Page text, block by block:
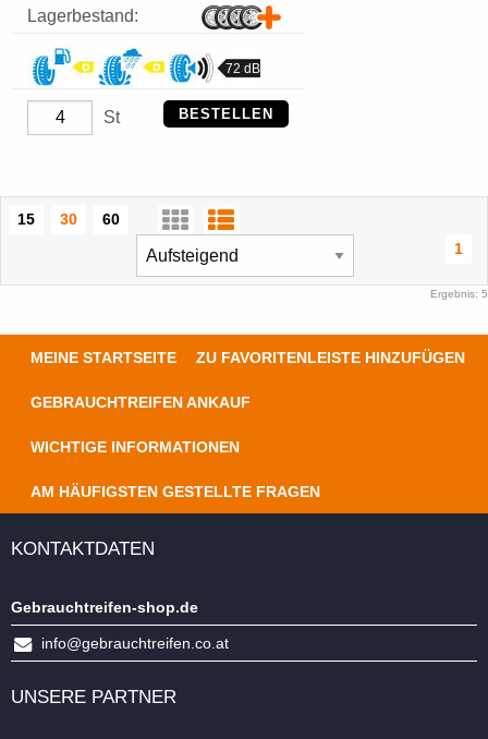
Lagerbestand:
72 dB
St BESTELLEN
15 30
60
1
Ergebnis: 5
MEINE STARTSEITE ZU FAVORITENLEISTE HINZUFÜGEN
GEBRAUCHTREIFEN ANKAUF
WICHTIGE INFORMATIONEN
AM HÄUFIGSTEN GESTELLTE FRAGEN
KONTAKTDATEN
Gebrauchtreifen-shop.de
info@gebrauchtreifen.co.at
UNSERE PARTNER